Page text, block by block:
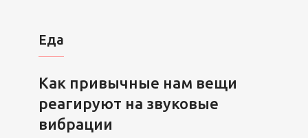
Еда
Как привычные нам вещи
реагируют на звуковые
вибрации